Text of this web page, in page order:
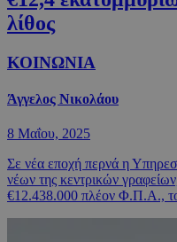
λίθος
ΚΟΙΝΩΝΙΑ
Άγγελος Νικολάου
8 Μαΐου, 2025
Σε νέα εποχή περνά η
νέων της κεντρικών
€12.438.000 πλέον Φ.Π.Α.,